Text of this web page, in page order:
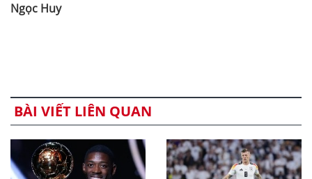
Ngọc Huy
BÀI VIẾT LIÊN QUAN